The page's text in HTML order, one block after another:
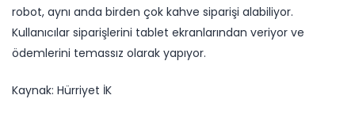
robot, aynı anda birden çok kahve siparişi alabiliyor.
Kullanıcılar siparişlerini tablet ekranlarından veriyor ve
ödemlerini temassız olarak yapıyor.
Kaynak: Hürriyet İK